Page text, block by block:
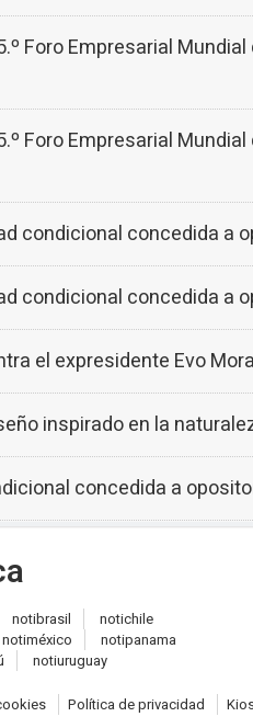
Foro Empresarial
Foro Empresarial
condicional concedida a
condicional concedida a
el expresidente Evo
inspirado en la
concedida a
notibrasil notichile
notiméxico notipanama
notiuruguay
Política de privacidad